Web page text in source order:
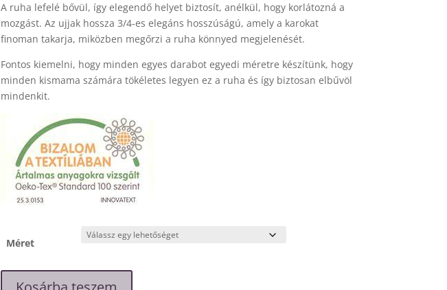
A ruha lefelé bővül, így elegendő helyet biztosít, anélkül, hogy korlátozná a
mozgást. Az ujjak hossza 3/4-es elegáns hosszúságú, amely a karokat
finoman takarja, miközben megőrzi a ruha könnyed megjelenését.
Fontos kiemelni, hogy minden egyes darabot egyedi méretre készítünk, hogy
minden kismama számára tökéletes legyen ez a ruha és így biztosan elbűvöl
mindenkit.
Méret